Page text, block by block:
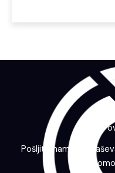
Pošljite nam
vam